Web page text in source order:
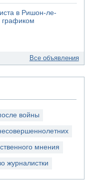
в Ришон-ле-
Все объявления
войны
мнения
журналистки